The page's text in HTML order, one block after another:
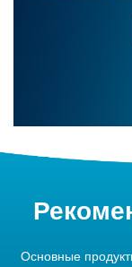
Основные